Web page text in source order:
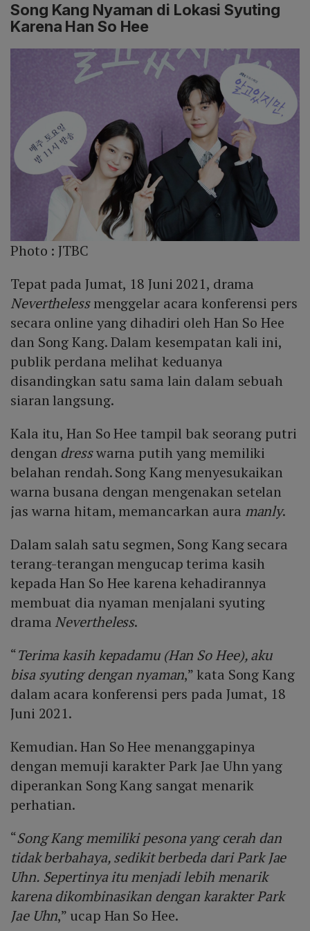
Song Kang Nyaman di Lokasi Syuting
Karena Han So Hee
Photo :JTBC
Tepat pada Jumat, 18 Juni 2021, drama
Neverthelessmenggelar acara konferensi pers
secara online yang dihadiri oleh Han So Hee
dan Song Kang. Dalam kesempatan kali ini,
publik perdana melihat keduanya
disandingkan satu sama lain dalam sebuah
siaran langsung.
Kala itu, Han So Hee tampil bak seorang putri
dengan dresswarna putih yang memiliki
belahan rendah. Song Kang menyesukaikan
warna busana dengan mengenakan setelan
jas warna hitam, memancarkan aura manly.
Dalam salah satu segmen, Song Kang secara
terang-terangan mengucap terima kasih
kepada Han So Hee karena kehadirannya
membuat dia nyaman menjalani syuting
drama Nevertheless.
“Terima kasih kepadamu (Han So Hee), aku
bisa syuting dengan nyaman,” kata Song Kang
dalam acara konferensi pers pada Jumat, 18
Juni 2021.
Kemudian. Han So Hee menanggapinya
dengan memuji karakter Park Jae Uhn yang
diperankan Song Kang sangat menarik
perhatian.
“Song Kang memiliki pesona yang cerah dan
tidak berbahaya, sedikit berbeda dari Park Jae
Uhn. Sepertinya itu menjadi lebih menarik
karena dikombinasikan dengan karakter Park
Jae Uhn,” ucap Han So Hee.